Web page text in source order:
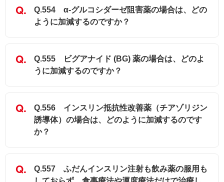
Q.554 α-グルコシダーゼ阻害薬の場合は、どの
ように加減するのですか？
Q.555 ビグアナイド (BG) 薬の場合は、どのよ
うに加減するのですか？
Q.556 インスリン抵抗性改善薬（チアゾリジン
誘導体）の場合は、どのように加減するのです
か？
Q.557 ふだんインスリン注射も飲み薬の服用も